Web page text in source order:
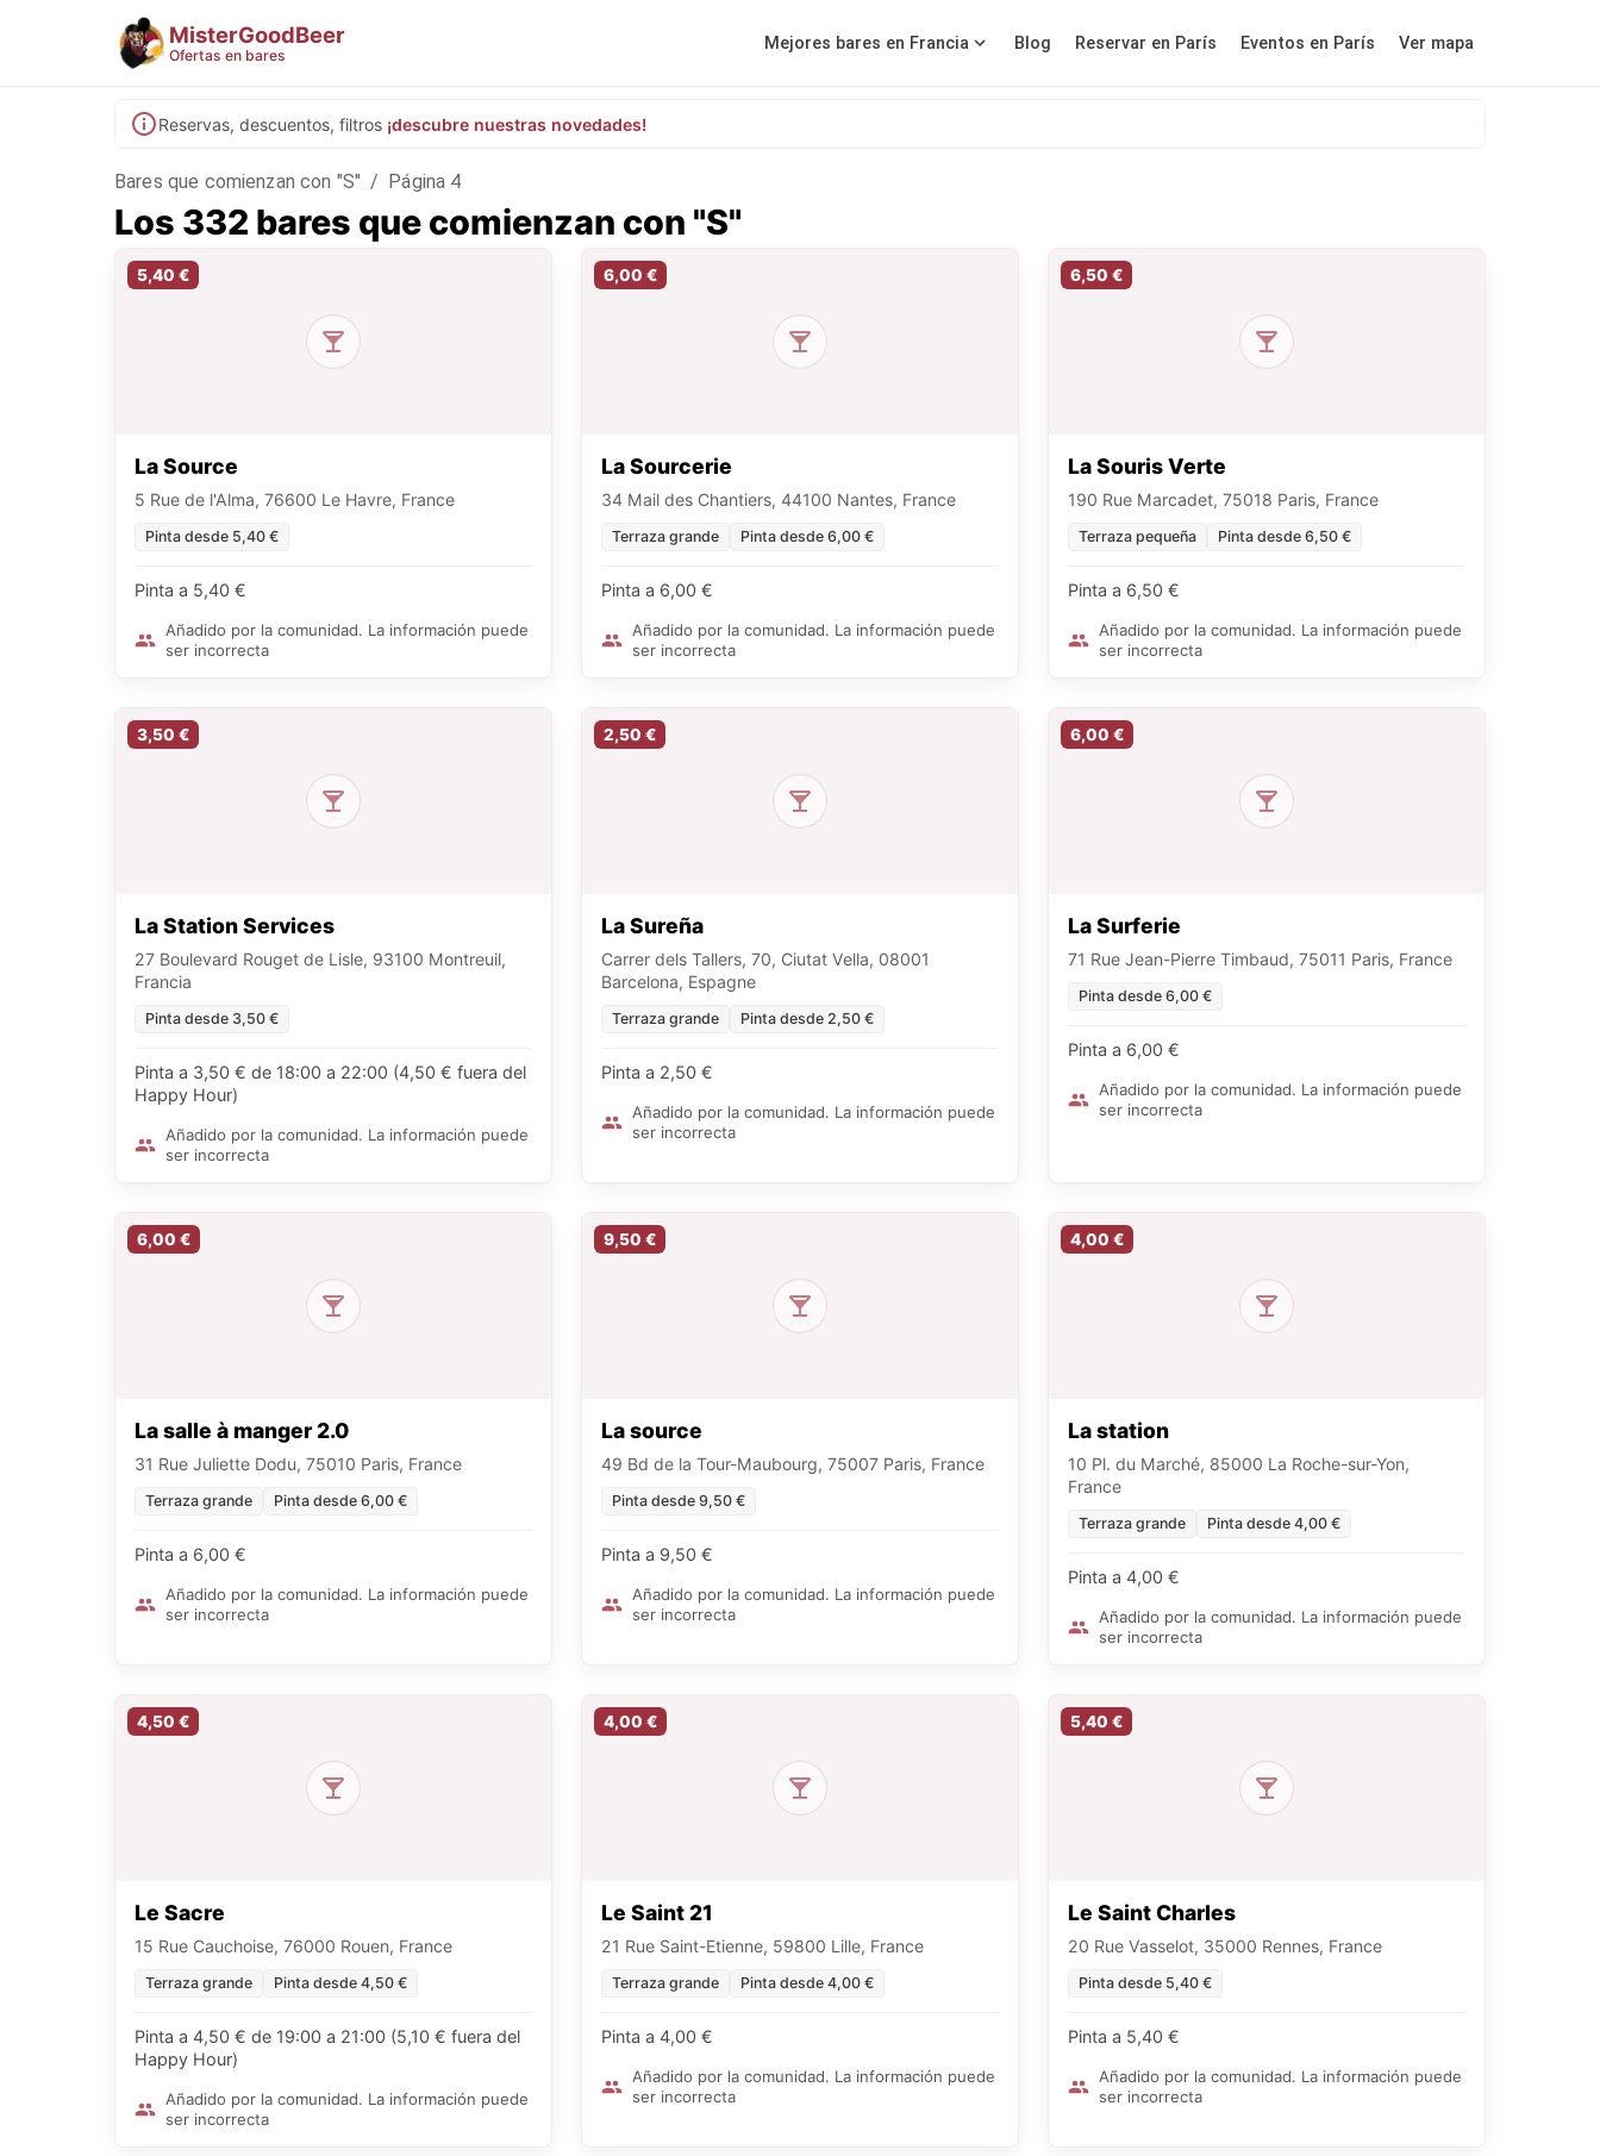
MisterGoodBeer
Ofertas en bares
Mejores bares en Francia Blog Reservar en París Eventos en París Ver mapa
Reservas, descuentos, filtros ¡descubre nuestras novedades!
Bares que comienzan con "S" / Página 4
Los 332 bares que comienzan con "S"
5,40 €
La Source
5 Rue de l'Alma, 76600 Le Havre, France
Pinta desde 5,40 €
Pinta a 5,40 €
Añadido por la comunidad. La información puede
ser incorrecta
6,00 €
La Sourcerie
34 Mail des Chantiers, 44100 Nantes, France
Terraza grande Pinta desde 6,00 €
Pinta a 6,00 €
Añadido por la comunidad. La información puede
ser incorrecta
6,50 €
La Souris Verte
190 Rue Marcadet, 75018 Paris, France
Terraza pequeña Pinta desde 6,50 €
Pinta a 6,50 €
Añadido por la comunidad. La información puede
ser incorrecta
3,50 €
La Station Services
27 Boulevard Rouget de Lisle, 93100 Montreuil,
Francia
Pinta desde 3,50 €
Pinta a 3,50 € de 18:00 a 22:00 (4,50 € fuera del
Happy Hour)
Añadido por la comunidad. La información puede
ser incorrecta
2,50 €
La Sureña
Carrer dels Tallers, 70, Ciutat Vella, 08001
Barcelona, Espagne
Terraza grande Pinta desde 2,50 €
Pinta a 2,50 €
Añadido por la comunidad. La información puede
ser incorrecta
6,00 €
La Surferie
71 Rue Jean-Pierre Timbaud, 75011 Paris, France
Pinta desde 6,00 €
Pinta a 6,00 €
Añadido por la comunidad. La información puede
ser incorrecta
6,00 €
La salle à manger 2.0
31 Rue Juliette Dodu, 75010 Paris, France
Terraza grande Pinta desde 6,00 €
Pinta a 6,00 €
Añadido por la comunidad. La información puede
ser incorrecta
9,50 €
La source
49 Bd de la Tour-Maubourg, 75007 Paris, France
Pinta desde 9,50 €
Pinta a 9,50 €
Añadido por la comunidad. La información puede
ser incorrecta
4,00 €
La station
10 Pl. du Marché, 85000 La Roche-sur-Yon,
France
Terraza grande Pinta desde 4,00 €
Pinta a 4,00 €
Añadido por la comunidad. La información puede
ser incorrecta
4,50 €
Le Sacre
15 Rue Cauchoise, 76000 Rouen, France
Terraza grande Pinta desde 4,50 €
Pinta a 4,50 € de 19:00 a 21:00 (5,10 € fuera del
Happy Hour)
Añadido por la comunidad. La información puede
ser incorrecta
4,00 €
Le Saint 21
21 Rue Saint-Etienne, 59800 Lille, France
Terraza grande Pinta desde 4,00 €
Pinta a 4,00 €
Añadido por la comunidad. La información puede
ser incorrecta
5,40 €
Le Saint Charles
20 Rue Vasselot, 35000 Rennes, France
Pinta desde 5,40 €
Pinta a 5,40 €
Añadido por la comunidad. La información puede
ser incorrecta